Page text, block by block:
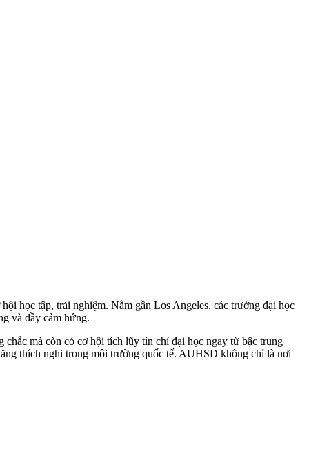
học tập, trải nghiệm. Nằm gần Los Angeles, các trường đại học
và đầy cảm hứng.
mà còn có cơ hội tích lũy tín chỉ đại học ngay từ bậc trung
thích nghi trong môi trường quốc tế. AUHSD không chỉ là nơi